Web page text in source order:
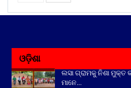
ଓଡ଼ିଶା
ଲସା ଗ୍ରାମକୁ ନିଶା ମୁକ୍ତ
ମାନେ…